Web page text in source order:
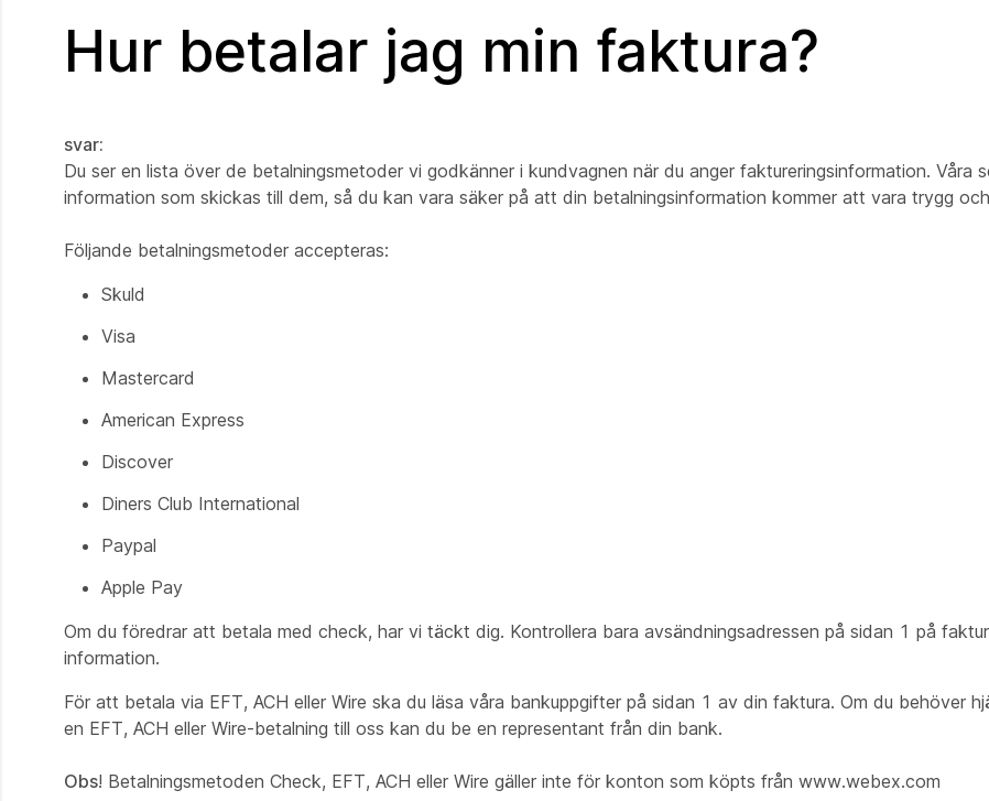
Hur betalar jag min faktura?
svar:
Du ser en lista över de betalningsmetoder vi godkänner i kundvagnen när du anger faktureringsinformation. Våra
information som skickas till dem, så du kan vara säker på att din betalningsinformation kommer att vara trygg
Följande betalningsmetoder accepteras:
Skuld
Visa
Mastercard
American Express
Discover
Diners Club International
Paypal
Apple Pay
Om du föredrar att betala med check, har vi täckt dig. Kontrollera bara avsändningsadressen på sidan 1 på
information.
För att betala via EFT, ACH eller Wire ska du läsa våra bankuppgifter på sidan 1 av din faktura. Om du behöver
en EFT, ACH eller Wire-betalning till oss kan du be en representant från din bank.
Obs! Betalningsmetoden Check, EFT, ACH eller Wire gäller inte för konton som köpts från www.webex.com